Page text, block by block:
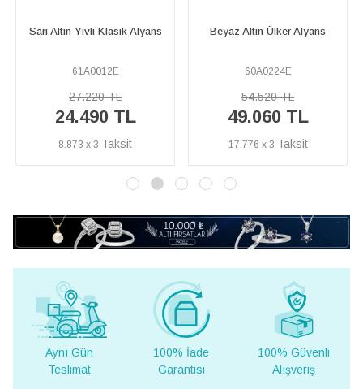
Beyaz Altın Ülker Alyans
60A0224E
54.520 TL
49.060 TL
17.776 x 3
60A0222E
61.820 TL
55.640 TL
20.160 x 3
100% İade
Garantisi
100% Güvenli
Alışveriş
Yurt Dışına
Teslimat